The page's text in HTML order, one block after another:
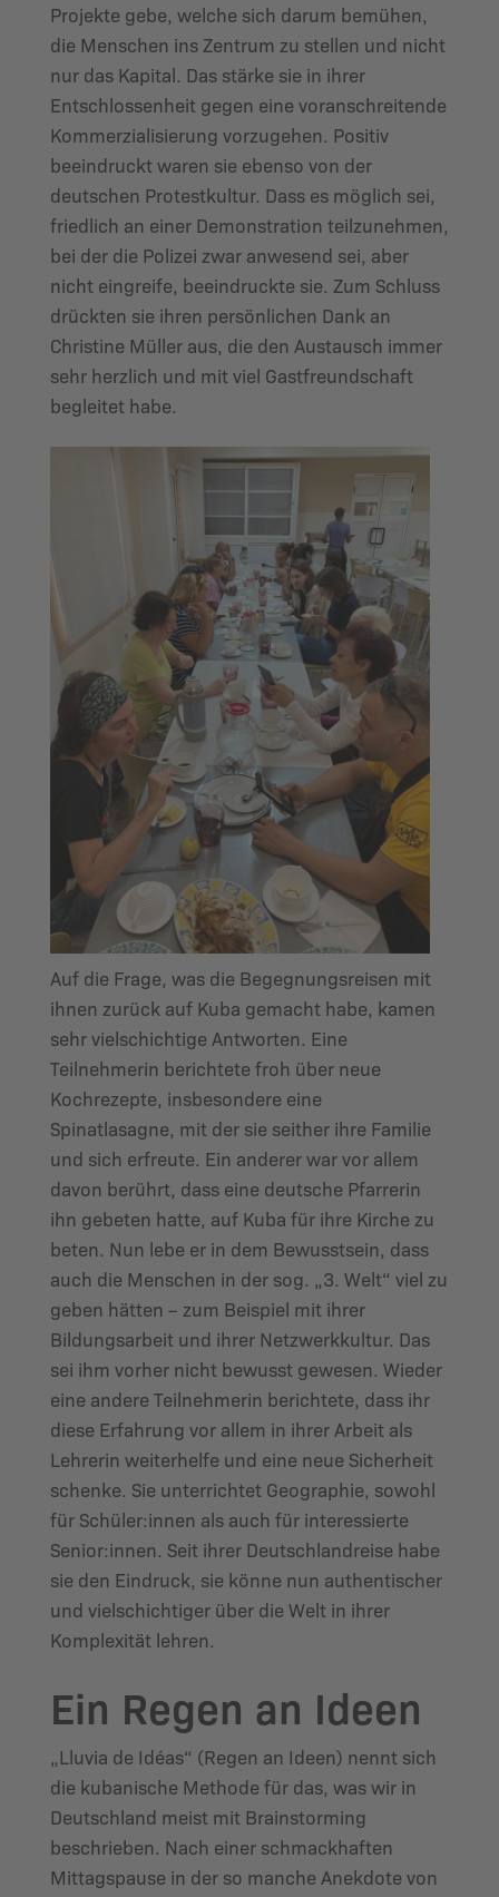
Projekte gebe, welche sich darum bemühen,
die Menschen ins Zentrum zu stellen und nicht
nur das Kapital. Das stärke sie in ihrer
Entschlossenheit gegen eine voranschreitende
Kommerzialisierung vorzugehen. Positiv
beeindruckt waren sie ebenso von der
deutschen Protestkultur. Dass es möglich sei,
friedlich an einer Demonstration teilzunehmen,
bei der die Polizei zwar anwesend sei, aber
nicht eingreife, beeindruckte sie. Zum Schluss
drückten sie ihren persönlichen Dank an
Christine Müller aus, die den Austausch immer
sehr herzlich und mit viel Gastfreundschaft
begleitet habe.
Auf die Frage, was die Begegnungsreisen mit
ihnen zurück auf Kuba gemacht habe, kamen
sehr vielschichtige Antworten. Eine
Teilnehmerin berichtete froh über neue
Kochrezepte, insbesondere eine
Spinatlasagne, mit der sie seither ihre Familie
und sich erfreute. Ein anderer war vor allem
davon berührt, dass eine deutsche Pfarrerin
ihn gebeten hatte, auf Kuba für ihre Kirche zu
beten. Nun lebe er in dem Bewusstsein, dass
auch die Menschen in der sog. „3. Welt“ viel zu
geben hätten – zum Beispiel mit ihrer
Bildungsarbeit und ihrer Netzwerkkultur. Das
sei ihm vorher nicht bewusst gewesen. Wieder
eine andere Teilnehmerin berichtete, dass ihr
diese Erfahrung vor allem in ihrer Arbeit als
Lehrerin weiterhelfe und eine neue Sicherheit
schenke. Sie unterrichtet Geographie, sowohl
für Schüler:innen als auch für interessierte
Senior:innen. Seit ihrer Deutschlandreise habe
sie den Eindruck, sie könne nun authentischer
und vielschichtiger über die Welt in ihrer
Komplexität lehren.
Ein Regen an Ideen
„Lluvia de Idéas“ (Regen an Ideen) nennt sich
die kubanische Methode für das, was wir in
Deutschland meist mit Brainstorming
beschrieben. Nach einer schmackhaften
Mittagspause in der so manche Anekdote von